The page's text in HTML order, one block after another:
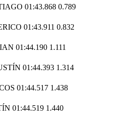
01:43.868 0.789
01:43.911 0.832
01:44.190 1.111
01:44.393 1.314
01:44.517 1.438
01:44.519 1.440